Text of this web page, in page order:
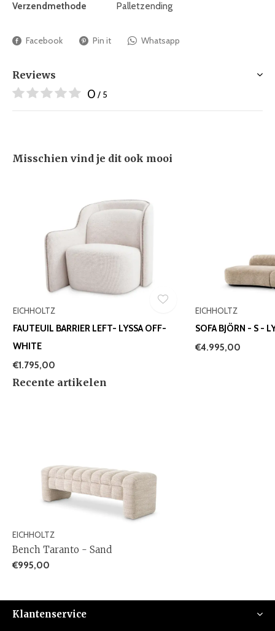
Verzendmethode
Palletzending
Facebook Pin it Whatsapp
Reviews
0 / 5
Misschien vind je dit ook mooi
EICHHOLTZ
FAUTEUIL BARRIER LEFT- LYSSA OFF-
WHITE
€1.795,00
EICHHOLTZ
SOFA BJÖRN - S -
€4.995,00
Recente artikelen
EICHHOLTZ
Bench Taranto - Sand
€995,00
Klantenservice